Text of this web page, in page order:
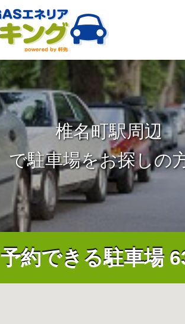
椎名町駅周辺
で駐車場をお探しの
予約できる駐車場